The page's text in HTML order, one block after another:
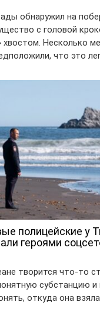
обнаружил на
с головой
хвостом. Несколько
что это
полицейские у
героями
творится что-то
субстанцию и
откуда она